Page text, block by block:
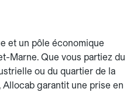
et un pôle économique
Marne. Que vous partiez du
ou du quartier de la
garantit une prise en